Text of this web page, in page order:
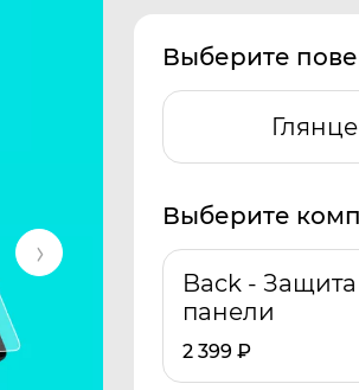
Выберите
Выберите
Back -
панели
2 399 ₽